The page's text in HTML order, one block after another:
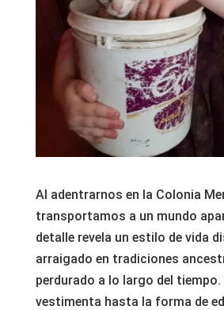
Al adentrarnos en la Colonia
transportamos a un mundo
detalle revela un estilo de vida
arraigado en tradiciones
perdurado a lo largo del tiempo.
vestimenta hasta la forma de